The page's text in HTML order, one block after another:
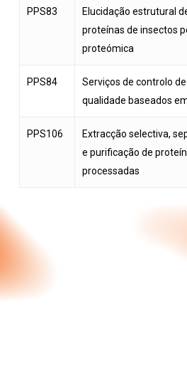
PPS83
Elucidação estrutural
proteínas de insectos
proteómica
PPS84
Serviços de controlo de
qualidade baseados em
PPS106
Extracção selectiva,
e purificação de
processadas